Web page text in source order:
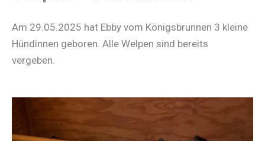
Am 29.05.2025 hat Ebby vom Königsbrunnen 3 kleine
Hündinnen geboren. Alle Welpen sind bereits
vergeben.